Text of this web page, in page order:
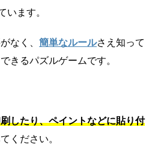
います。
なく、 簡単なルールさえ知って
きるパズルゲームです。
したり、ペイントなどに貼り付
ください。